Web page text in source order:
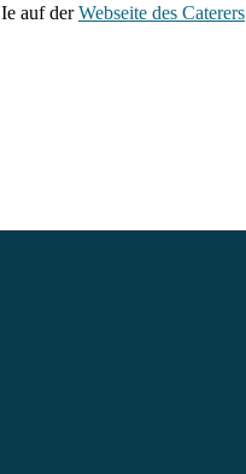
auf derWebseite des Caterers